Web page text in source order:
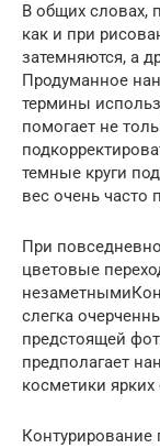
В общих словах,
как и при
затемняются, а
Продуманное
термины
помогает не
темные круги
вес очень часто
При
цветовые
слегка
предстоящей
предполагает
косметики ярких
Контурирование